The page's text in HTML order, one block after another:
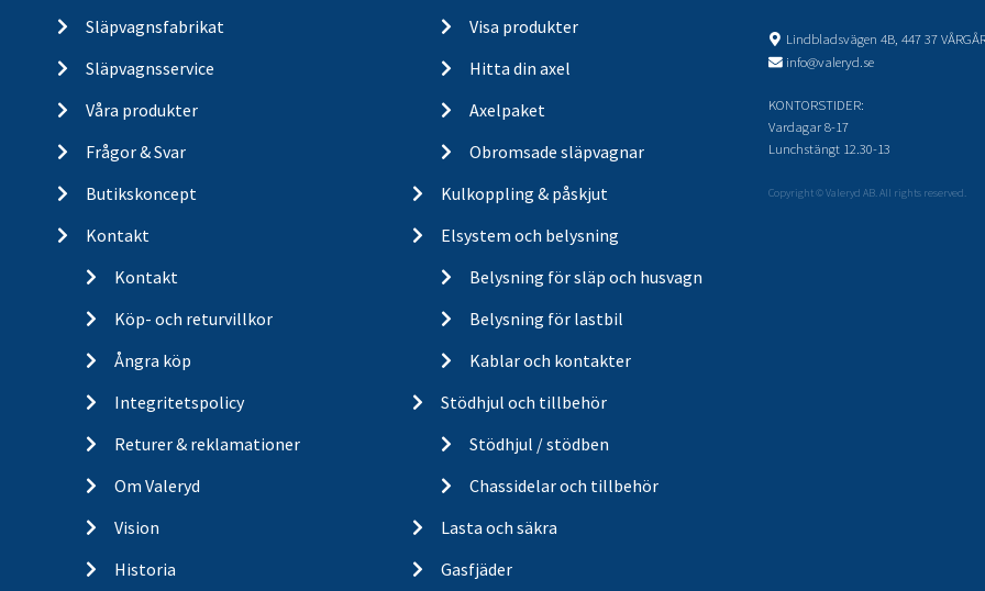
Släpvagnsfabrikat
Släpvagnsservice
Våra produkter
Frågor & Svar
Butikskoncept
Kontakt
Kontakt
Köp- och returvillkor
Ångra köp
Integritetspolicy
Returer & reklamationer
Om Valeryd
Vision
Historia
Visa produkter
Hitta din axel
Axelpaket
Obromsade släpvagnar
Kulkoppling & påskjut
Elsystem och belysning
Belysning för släp och husvagn
Belysning för lastbil
Kablar och kontakter
Stödhjul och tillbehör
Stödhjul / stödben
Chassidelar och tillbehör
Lasta och säkra
Gasfjäder
Lindbladsvägen 4B, 447 37
info@valeryd.se
KONTORSTIDER:
Vardagar 8-17
Lunchstängt 12.30-13
Copyright © Valeryd AB. All rights reserved.